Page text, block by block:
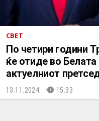
СВЕТ
По четири години
ќе отиде во
актуелниот
13.11.2024. 15:33